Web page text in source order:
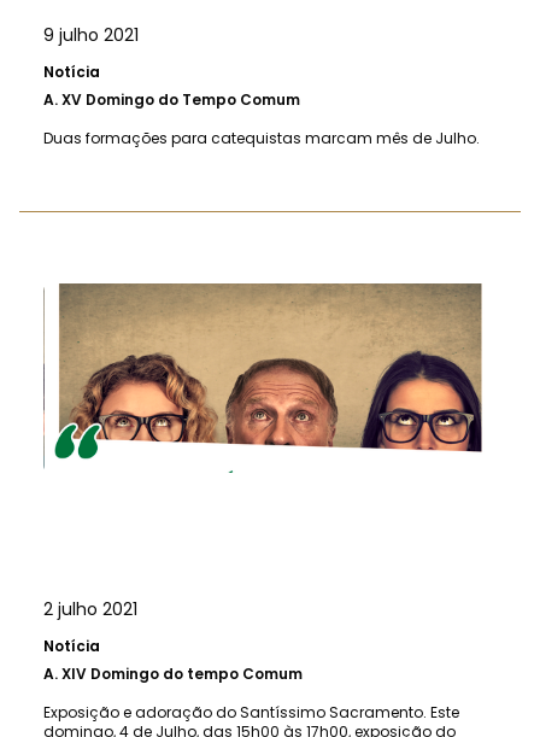
9 julho 2021
Notícia
A.XV Domingo do Tempo Comum
Duas formações para catequistas marcam mês de Julho.
2 julho 2021
Notícia
A.XIV Domingo do tempo Comum
Exposição e adoração do Santíssimo Sacramento. Este
domingo, 4 de Julho, das 15h00 às 17h00, exposição do